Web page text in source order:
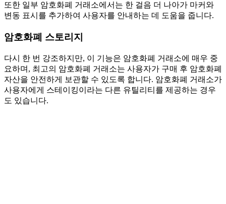
또한 일부 암호화폐 거래소에서는 한 걸음 더 나아가 마커와
변동 표시를 추가하여 사용자를 안내하는 데 도움을 줍니다.
암호화폐 스토리지
다시 한 번 강조하지만, 이 기능은 암호화폐 거래소에 매우 중
요하며, 최고의 암호화폐 거래소는 사용자가 구매 후 암호화폐
자산을 안전하게 보관할 수 있도록 합니다. 암호화폐 거래소가
사용자에게 스테이킹이라는 다른 유틸리티를 제공하는 경우
도 있습니다.